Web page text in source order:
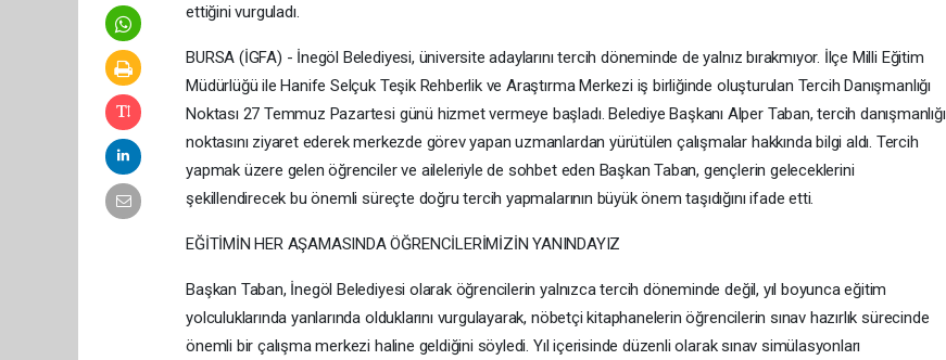
ettiğini vurguladı.
BURSA (İGFA) - İnegöl Belediyesi, üniversite adaylarını tercih döneminde de yalnız bırakmıyor. İlçe Milli Eğitim
Müdürlüğü ile Hanife Selçuk Teşik Rehberlik ve Araştırma Merkezi iş birliğinde oluşturulan Tercih Danışmanlığı
Noktası 27 Temmuz Pazartesi günü hizmet vermeye başladı. Belediye Başkanı Alper Taban, tercih danışmanlığı
noktasını ziyaret ederek merkezde görev yapan uzmanlardan yürütülen çalışmalar hakkında bilgi aldı. Tercih
yapmak üzere gelen öğrenciler ve aileleriyle de sohbet eden Başkan Taban, gençlerin geleceklerini
şekillendirecek bu önemli süreçte doğru tercih yapmalarının büyük önem taşıdığını ifade etti.
EĞİTİMİN HER AŞAMASINDA ÖĞRENCİLERİMİZİN YANINDAYIZ
Başkan Taban, İnegöl Belediyesi olarak öğrencilerin yalnızca tercih döneminde değil, yıl boyunca eğitim
yolculuklarında yanlarında olduklarını vurgulayarak, nöbetçi kitaphanelerin öğrencilerin sınav hazırlık sürecinde
önemli bir çalışma merkezi haline geldiğini söyledi. Yıl içerisinde düzenli olarak sınav simülasyonları